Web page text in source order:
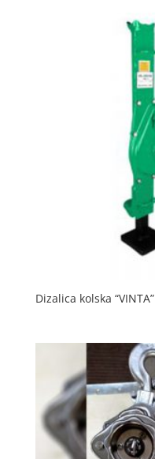
Dizalica kolska “VINTA”